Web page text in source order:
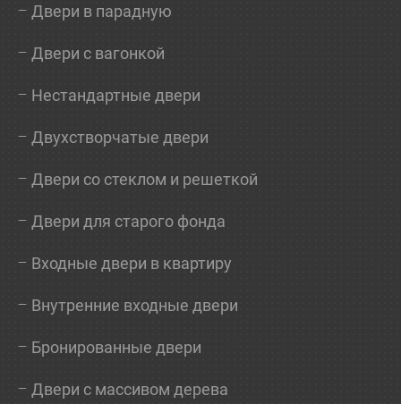
Двери в парадную
Двери с вагонкой
Нестандартные двери
Двухстворчатые двери
Двери со стеклом и решеткой
Двери для старого фонда
Входные двери в квартиру
Внутренние входные двери
Бронированные двери
Двери с массивом дерева